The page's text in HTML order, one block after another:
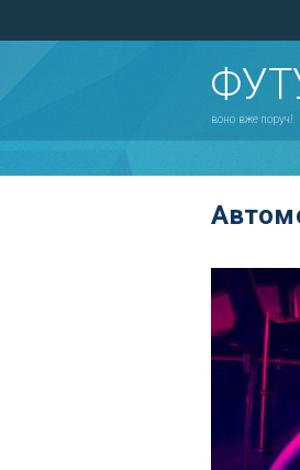
воно вже поруч!